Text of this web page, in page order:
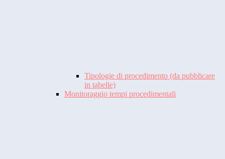
Tipologie di procedimento (da pubblicare
in tabelle)
Monitoraggio tempi procedimentali